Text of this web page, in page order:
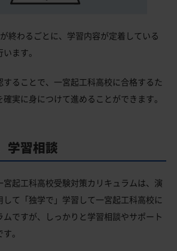
終わるごとに、学習内容が定着している
ます。
ることで、一宮起工科高校に合格するた
実に身につけて進めることができます。
学習相談
宮起工科高校受験対策カリキュラムは、演
て「独学で」学習して一宮起工科高校に
ですが、しっかりと学習相談やサポート
。